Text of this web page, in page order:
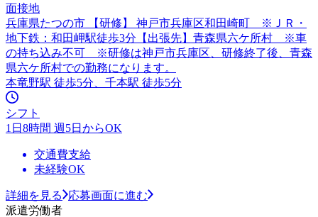
面接地
兵庫県たつの市 【研修】 神戸市兵庫区和田崎町 ※ＪＲ・
地下鉄：和田岬駅徒歩3分【出張先】青森県六ケ所村 ※車
の持ち込み不可 ※研修は神戸市兵庫区、研修終了後、青森
県六ケ所村での勤務になります。
本竜野駅 徒歩5分、千本駅 徒歩5分
シフト
1日8時間 週5日からOK
交通費支給
未経験OK
詳細を見る
応募画面に進む
派遣労働者